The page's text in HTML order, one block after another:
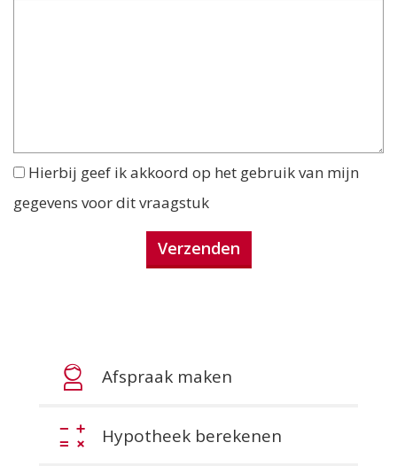
Hierbij geef ik akkoord op het gebruik van mijn
gegevens voor dit vraagstuk
Afspraak maken
Hypotheek berekenen